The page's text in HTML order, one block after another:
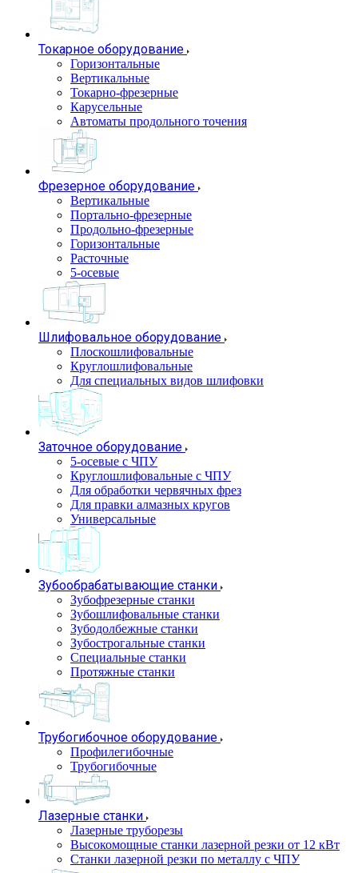
Токарное оборудование
Горизонтальные
Вертикальные
Токарно-фрезерные
Карусельные
Автоматы продольного точения
Фрезерное оборудование
Вертикальные
Портально-фрезерные
Продольно-фрезерные
Горизонтальные
Расточные
5-осевые
Шлифовальное оборудование
Плоскошлифовальные
Круглошлифовальные
Для специальных видов шлифовки
Заточное оборудование
5-осевые с ЧПУ
Круглошлифовальные с ЧПУ
Для обработки червячных фрез
Для правки алмазных кругов
Универсальные
Зубообрабатывающие станки
Зубофрезерные станки
Зубошлифовальные станки
Зубодолбежные станки
Зубострогальные станки
Специальные станки
Протяжные станки
Трубогибочное оборудование
Профилегибочные
Трубогибочные
Лазерные станки
Лазерные труборезы
Высокомощные станки лазерной резки от 12 кВт
Станки лазерной резки по металлу с ЧПУ